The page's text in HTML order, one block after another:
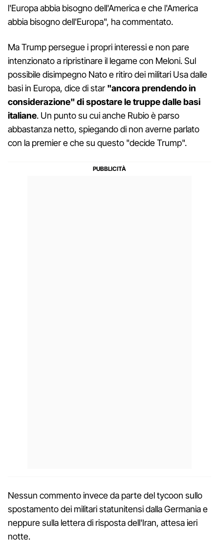
l'Europa abbia bisogno dell'America e che l'America
abbia bisogno dell'Europa", ha commentato.
Ma Trump persegue i propri interessi e non pare
intenzionato a ripristinare il legame con Meloni. Sul
possibile disimpegno Nato e ritiro dei militari Usa dalle
basi in Europa, dice di star "ancora prendendo in
considerazione" di spostare le truppe dalle basi
italiane. Un punto su cui anche Rubio è parso
abbastanza netto, spiegando di non averne parlato
con la premier e che su questo "decide Trump".
Nessun commento invece da parte del tycoon sullo
spostamento dei militari statunitensi dalla Germania e
neppure sulla lettera di risposta dell'Iran, attesa ieri
notte.